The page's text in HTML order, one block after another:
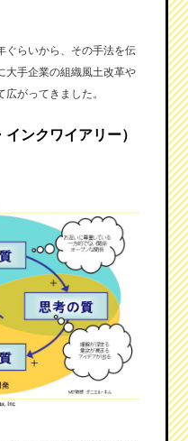
ぐらいから、その手法を伝
大手企業の組織風土改革や
がってきました。
ンクワイアリー）